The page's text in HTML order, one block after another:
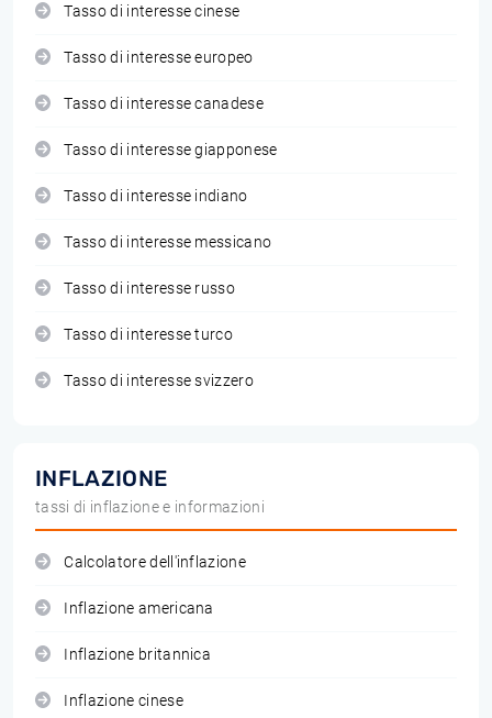
Tasso di interesse cinese
Tasso di interesse europeo
Tasso di interesse canadese
Tasso di interesse giapponese
Tasso di interesse indiano
Tasso di interesse messicano
Tasso di interesse russo
Tasso di interesse turco
Tasso di interesse svizzero
INFLAZIONE
tassi di inflazione e informazioni
Calcolatore dell'inflazione
Inflazione americana
Inflazione britannica
Inflazione cinese